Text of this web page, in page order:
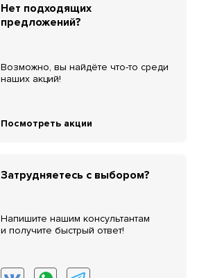
Нет подходящих
предложений?
Возможно, вы найдёте что-то среди
наших акций!
Посмотреть акции
Затрудняетесь с выбором?
Напишите нашим консультантам
и получите быстрый ответ!